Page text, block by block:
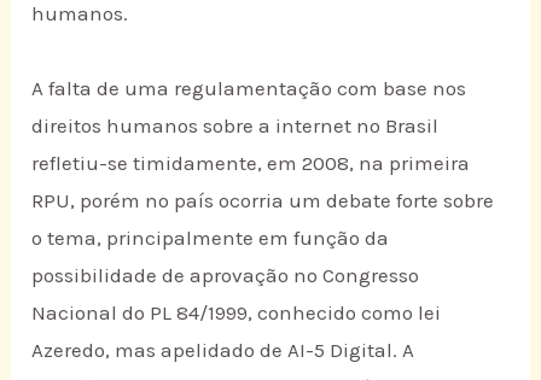
humanos.
A falta de uma regulamentação com base nos
direitos humanos sobre a internet no Brasil
refletiu-se timidamente, em 2008, na primeira
RPU, porém no país ocorria um debate forte sobre
o tema, principalmente em função da
possibilidade de aprovação no Congresso
Nacional do PL 84/1999, conhecido como lei
Azeredo, mas apelidado de AI-5 Digital. A